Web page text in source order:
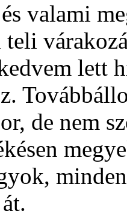
valami
lett
de nem